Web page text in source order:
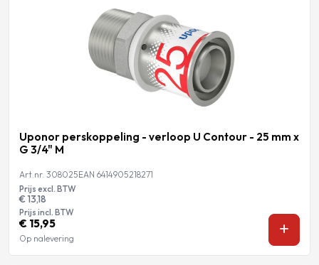
Uponor perskoppeling - verloop U Contour - 25 mm x
G 3/4" M
Art.nr. 308025EAN 6414905218271
Prijs excl. BTW
€ 13,18
Prijs incl. BTW
€ 15,95
Op nalevering